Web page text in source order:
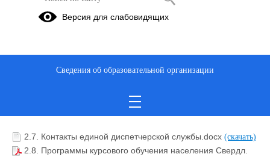
ГО и ЧС
Постановления Приказы
2.7. Контакты единой диспетчерской службы.docx (скачать)
2.8. Программы курсового обучения населения Свердл.
Версия для слабовидящих
Сведения об образовательной организации